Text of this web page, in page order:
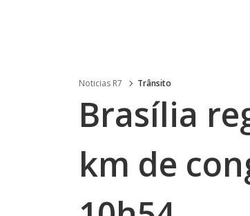
Noticias R7 Trânsito
Brasília
km de